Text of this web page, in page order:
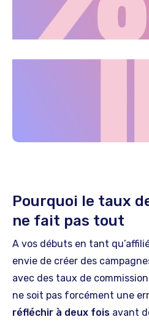
Pourquoi le taux
ne fait pas tout
A vos débuts en tant
envie de créer des
avec des taux de
ne soit pas forcément une
réfléchir à deux fois avant